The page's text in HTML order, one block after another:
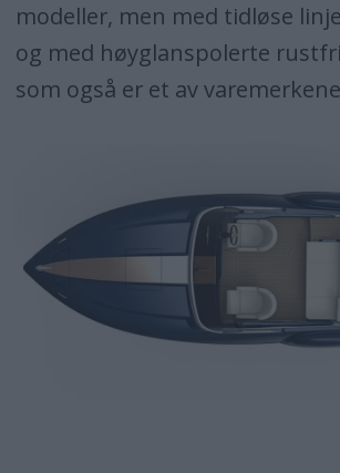
modeller, men med tidløse
og med høyglanspolerte
som også er et av